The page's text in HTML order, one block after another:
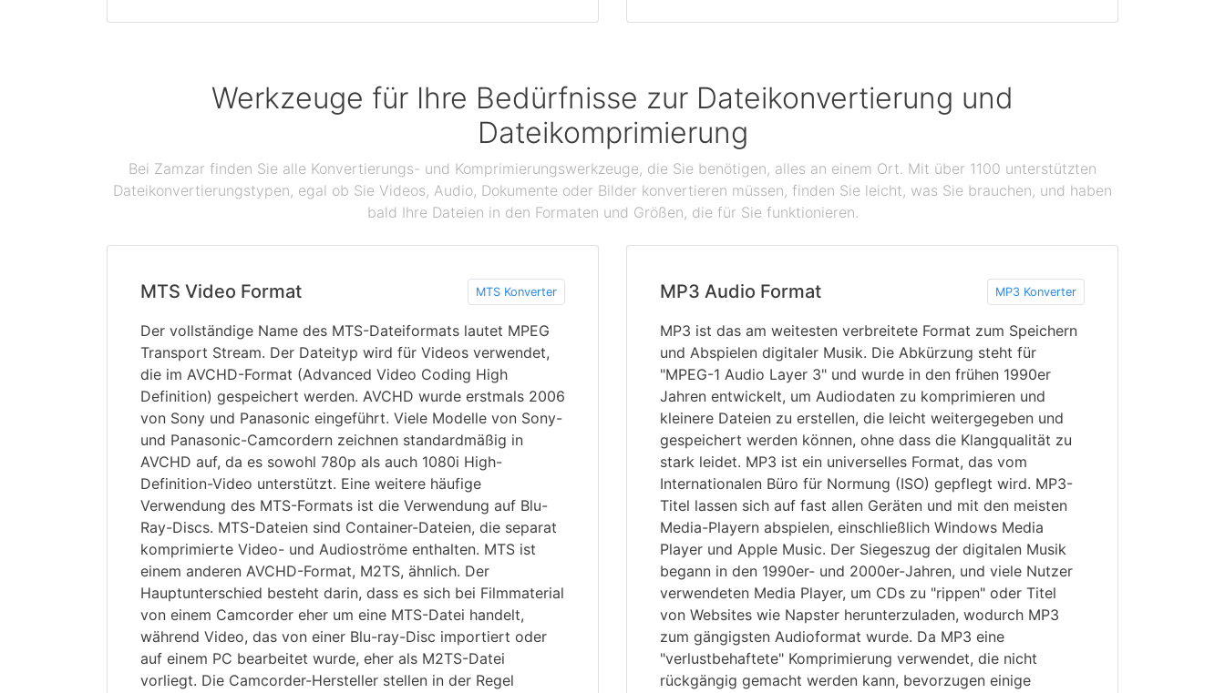
Werkzeuge für Ihre Bedürfnisse zur Dateikonvertierung und
Dateikomprimierung
Bei Zamzar finden Sie alle Konvertierungs- und Komprimierungswerkzeuge, die Sie benötigen, alles an einem Ort. Mit über 1100 unterstützten
Dateikonvertierungstypen, egal ob Sie Videos, Audio, Dokumente oder Bilder konvertieren müssen, finden Sie leicht, was Sie brauchen, und haben
bald Ihre Dateien in den Formaten und Größen, die für Sie funktionieren.
MTS Video Format MTS Konverter
Der vollständige Name des MTS-Dateiformats lautet MPEG
Transport Stream. Der Dateityp wird für Videos verwendet,
die im AVCHD-Format (Advanced Video Coding High
Definition) gespeichert werden. AVCHD wurde erstmals 2006
von Sony und Panasonic eingeführt. Viele Modelle von Sony-
und Panasonic-Camcordern zeichnen standardmäßig in
AVCHD auf, da es sowohl 780p als auch 1080i High-
Definition-Video unterstützt. Eine weitere häufige
Verwendung des MTS-Formats ist die Verwendung auf Blu-
Ray-Discs. MTS-Dateien sind Container-Dateien, die separat
komprimierte Video- und Audioströme enthalten. MTS ist
einem anderen AVCHD-Format, M2TS, ähnlich. Der
Hauptunterschied besteht darin, dass es sich bei Filmmaterial
von einem Camcorder eher um eine MTS-Datei handelt,
während Video, das von einer Blu-ray-Disc importiert oder
auf einem PC bearbeitet wurde, eher als M2TS-Datei
vorliegt. Die Camcorder-Hersteller stellen in der Regel
MP3 Audio Format MP3 Konverter
MP3 ist das am weitesten verbreitete Format zum Speichern
und Abspielen digitaler Musik. Die Abkürzung steht für
"MPEG-1 Audio Layer 3" und wurde in den frühen 1990er
Jahren entwickelt, um Audiodaten zu komprimieren und
kleinere Dateien zu erstellen, die leicht weitergegeben und
gespeichert werden können, ohne dass die Klangqualität zu
stark leidet. MP3 ist ein universelles Format, das vom
Internationalen Büro für Normung (ISO) gepflegt wird. MP3-
Titel lassen sich auf fast allen Geräten und mit den meisten
Media-Playern abspielen, einschließlich Windows Media
Player und Apple Music. Der Siegeszug der digitalen Musik
begann in den 1990er- und 2000er-Jahren, und viele Nutzer
verwendeten Media Player, um CDs zu "rippen" oder Titel
von Websites wie Napster herunterzuladen, wodurch MP3
zum gängigsten Audioformat wurde. Da MP3 eine
"verlustbehaftete" Komprimierung verwendet, die nicht
rückgängig gemacht werden kann, bevorzugen einige